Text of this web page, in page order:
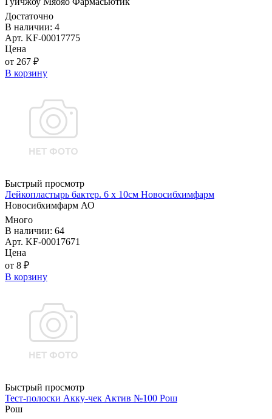
Достаточно
В наличии: 4
Арт. KF-00017775
Цена
от 267 ₽
В корзину
Быстрый просмотр
Лейкопластырь бактер. 6 х 10см Новосибхимфарм
Новосибхимфарм АО
Много
В наличии: 64
Арт. KF-00017671
Цена
от 8 ₽
В корзину
Быстрый просмотр
Тест-полоски Акку-чек Актив №100 Рош
Рош